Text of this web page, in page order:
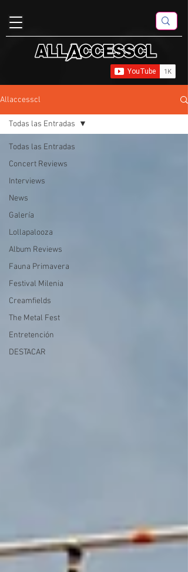
Allaccesscl
Todas las Entradas
Concert Reviews
Interviews
News
Galería
Lollapalooza
Album Reviews
Fauna Primavera
Festival Milenia
Creamfields
The Metal Fest
Entretención
DESTACAR
Todas las Entradas